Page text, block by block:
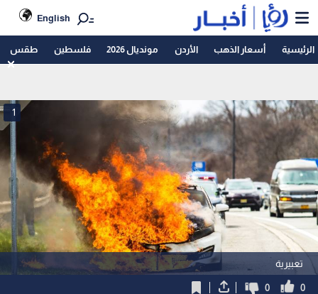
English
الرئيسية أسعار الذهب الأردن مونديال 2026 فلسطين طقس
تعبيرية
1
0
0